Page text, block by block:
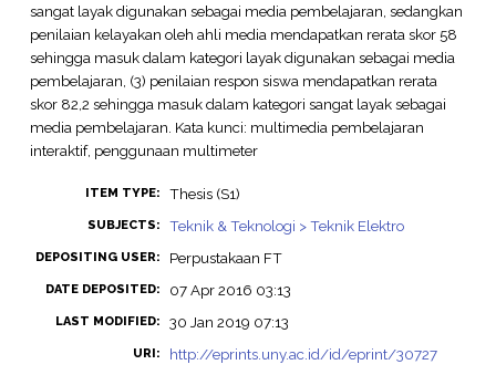
sangat layak digunakan sebagai media pembelajaran, sedangkan
penilaian kelayakan oleh ahli media mendapatkan rerata skor 58
sehingga masuk dalam kategori layak digunakan sebagai media
pembelajaran, (3) penilaian respon siswa mendapatkan rerata
skor 82,2 sehingga masuk dalam kategori sangat layak sebagai
media pembelajaran. Kata kunci: multimedia pembelajaran
interaktif, penggunaan multimeter
ITEM TYPE: Thesis (S1)
SUBJECTS: Teknik & Teknologi > Teknik Elektro
DEPOSITING USER: Perpustakaan FT
DATE DEPOSITED: 07 Apr 2016 03:13
LAST MODIFIED: 30 Jan 2019 07:13
URI: http://eprints.uny.ac.id/id/eprint/30727